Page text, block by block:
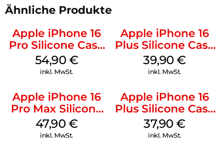
Ähnliche Produkte
Apple iPhone 16
Pro Silicone Case
MagSafe Black
54,90 €
inkl. MwSt.
Apple iPhone 16
Plus Silicone Case
MagSafe Plum
39,90€
inkl. MwSt.
Apple iPhone 16
Pro Max Silicone
Case MagSafe
Black
47,90 €
inkl. MwSt.
Apple iPhone 16
Plus Silicone Case
MagSafe Lake
Green
37,90€
inkl. MwSt.